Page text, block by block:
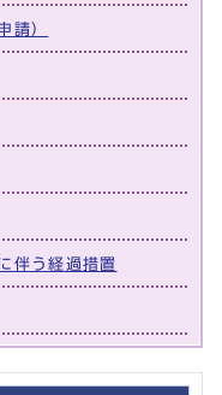
請）
伴う経過措置